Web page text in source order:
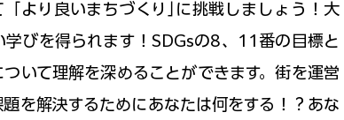
より良いまちづくり｣に挑戦しましょう！大
びを得られます！SDGsの8、11番の目標と
いて理解を深めることができます。街を運営
を解決するためにあなたは何をする！？あな